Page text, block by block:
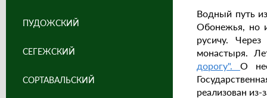
Водный путь
Обонежья, но
русичу.
монастыря.
дорогу". О
реализован
ПУДОЖСКИЙ
СЕГЕЖСКИЙ
СОРТАВАЛЬСКИЙ